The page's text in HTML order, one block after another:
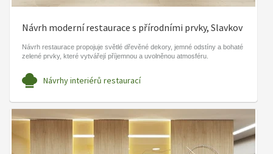
Návrh moderní restaurace s přírodními prvky, Slavkov
Návrh restaurace propojuje světlé dřevěné dekory, jemné odstíny a bohaté
zelené prvky, které vytvářejí příjemnou a uvolněnou atmosféru.
Návrhy interiérů restaurací